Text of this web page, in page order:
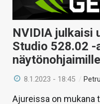
NVIDIA julkaisi
Studio 528.02 -
8.1.2023 - 18:45 /
Ajureissa on mukana